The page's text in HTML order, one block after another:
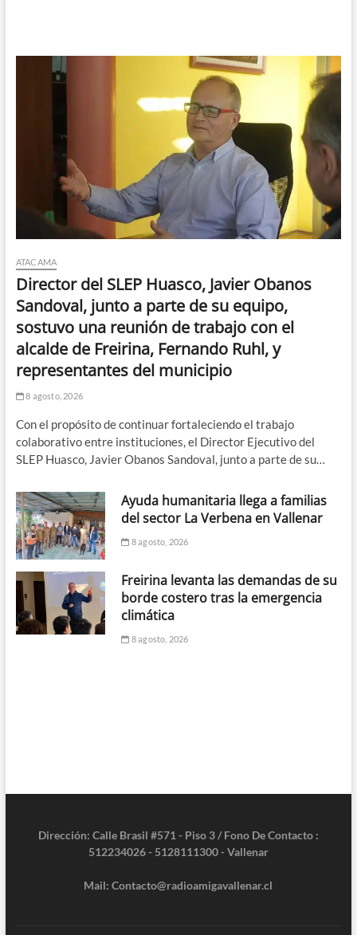
ATACAMA
Director del SLEP Huasco, Javier Obanos
Sandoval, junto a parte de su equipo,
sostuvo una reunión de trabajo con el
alcalde de Freirina, Fernando Ruhl, y
representantes del municipio
8 agosto, 2026
Con el propósito de continuar fortaleciendo el trabajo
colaborativo entre instituciones, el Director Ejecutivo del
SLEP Huasco, Javier Obanos Sandoval, junto a parte de su…
Ayuda humanitaria llega a familias
del sector La Verbena en Vallenar
8 agosto, 2026
Freirina levanta las demandas de su
borde costero tras la emergencia
climática
8 agosto, 2026
Dirección: Calle Brasil #571 - Piso 3 / Fono De Contacto :
512234026 - 5128111300 - Vallenar
Mail: Contacto@radioamigavallenar.cl